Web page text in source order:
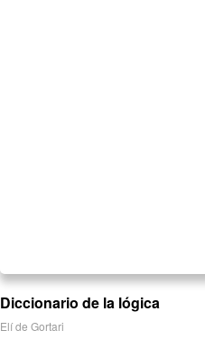
Diccionario de la lógica
Elí de Gortari